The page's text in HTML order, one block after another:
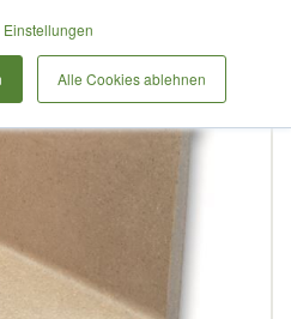
Alle Cookies ablehnen